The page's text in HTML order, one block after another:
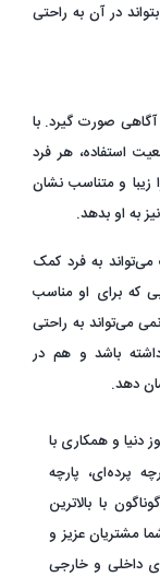
در آن به راحتی
آگاهی صورت گیرد. با
استفاده، هر فرد
زیبا و متناسب نشان
به او بدهد.
به فرد کمک
که برای او مناسب
می‌تواند به راحتی
باشد و هم در
دهد.
دنیا و همکاری با
پرده‌ای، پارچه
با بالاترین
مشتریان عزیز و
داخلی و خارجی